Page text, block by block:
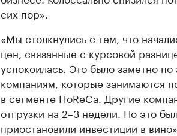
сих пор».
«Мы столкнулись с тем, что
цен, связанные с курсовой
успокоилась. Это было заметно
компаниям, которые занимаются
в сегменте HoReCa. Другие
отгрузки на 2–3 недели. Но это
приостановили инвестиции в вино».